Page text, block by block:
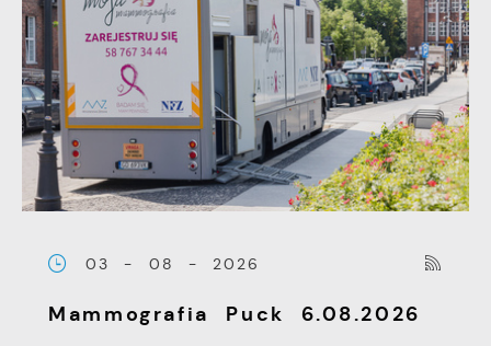
03 - 08 - 2026
Mammografia Puck 6.08.2026